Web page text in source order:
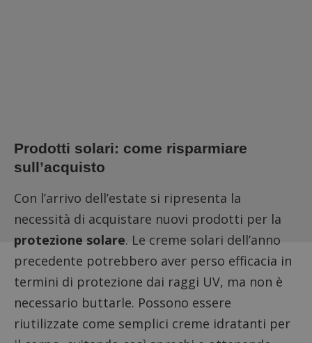
Prodotti solari: come risparmiare
sull’acquisto
Con l’arrivo dell’estate si ripresenta la
necessità di acquistare nuovi prodotti per la
protezione solare. Le creme solari dell’anno
precedente potrebbero aver perso efficacia in
termini di protezione dai raggi UV, ma non è
necessario buttarle. Possono essere
riutilizzate come semplici creme idratanti per